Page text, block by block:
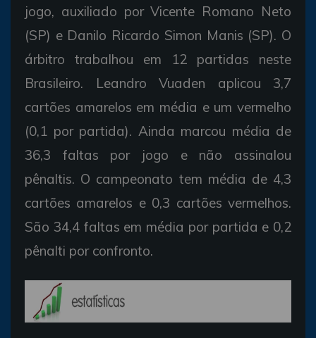
jogo, auxiliado por Vicente Romano Neto
(SP) e Danilo Ricardo Simon Manis (SP). O
árbitro trabalhou em 12 partidas neste
Brasileiro. Leandro Vuaden aplicou 3,7
cartões amarelos em média e um vermelho
(0,1 por partida). Ainda marcou média de
36,3 faltas por jogo e não assinalou
pênaltis. O campeonato tem média de 4,3
cartões amarelos e 0,3 cartões vermelhos.
São 34,4 faltas em média por partida e 0,2
pênalti por confronto.